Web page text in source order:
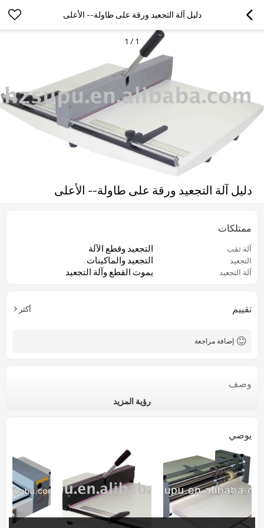
دليل آلة التجعيد ورقة على طاولة-- الأعلى
1
/
1
دليل آلة التجعيد ورقة على طاولة-- الأعلى
ممتلكات
آلة ثقب التجعيد وقطع الآلة
التجعيد التجعيد والماكينات
آلة التجعيد يموت القطع وآلة التجعيد
تقييم أكثر
إضافة مراجعة
وصف
رؤية المزيد
يوصي